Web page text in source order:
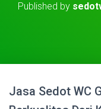
Published by
Jasa Sedot WC